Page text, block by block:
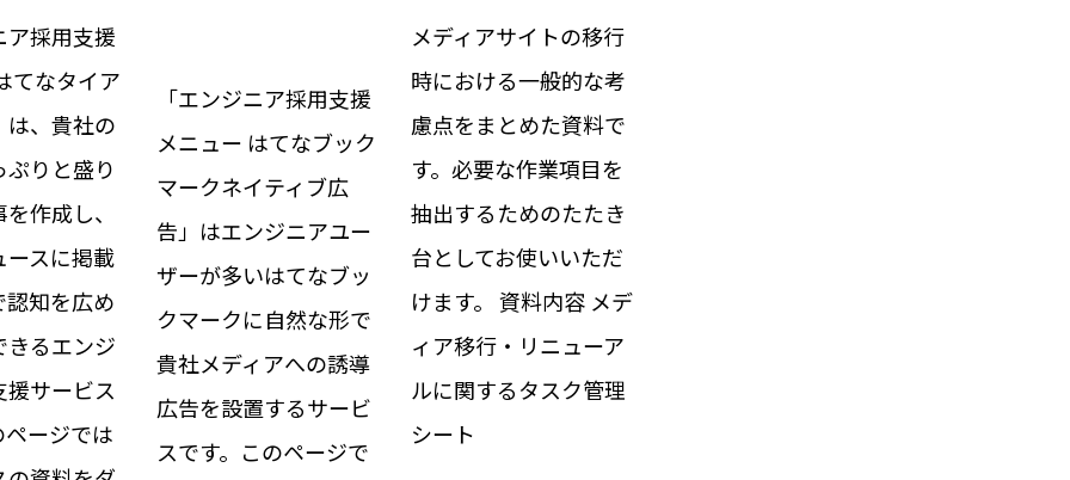
ア採用支援
てなタイア
は、貴社の
りと盛り
作成し、
ースに掲載
知を広め
きるエンジ
サービス
ージでは
「エンジニア採用支援
メニュー はてなブック
マークネイティブ広
告」はエンジニアユー
ザーが多いはてなブッ
クマークに自然な形で
貴社メディアへの誘導
広告を設置するサービ
スです。このページで
メディアサイトの移行
時における一般的な考
慮点をまとめた資料で
す。必要な作業項目を
抽出するためのたたき
台としてお使いいただ
けます。 資料内容 メデ
ィア移行・リニューア
ルに関するタスク管理
シート